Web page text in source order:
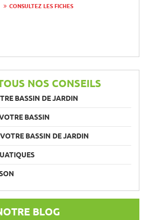
CONSULTEZ LES FICHES
NOS CONSEILS
BASSIN DE JARDIN
BASSIN
BASSIN DE JARDIN
BLOG